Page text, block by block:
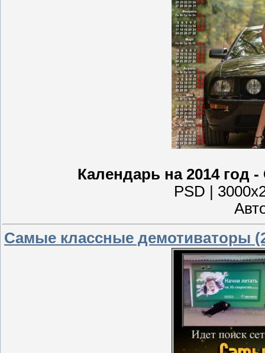
Календарь на 2014 год
PSD |
Самые классные демотиваторы